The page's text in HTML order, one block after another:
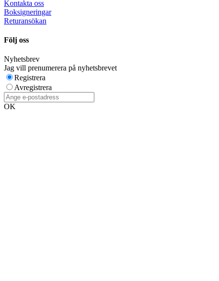
Kontakta oss
Boksigneringar
Returansökan
Följ oss
Nyhetsbrev
Jag vill prenumerera på nyhetsbrevet
Registrera
Avregistrera
OK